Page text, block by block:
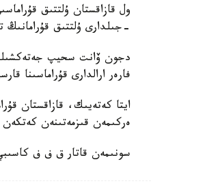
-جىلدارى ۇلتتىق
فارەر ارالدارى قۇراماسىنا
ايتا كەتەيىك، قازاقستان
ەركىمەن قىزمەتىنەن
سونىمەن قاتار ق ف ف